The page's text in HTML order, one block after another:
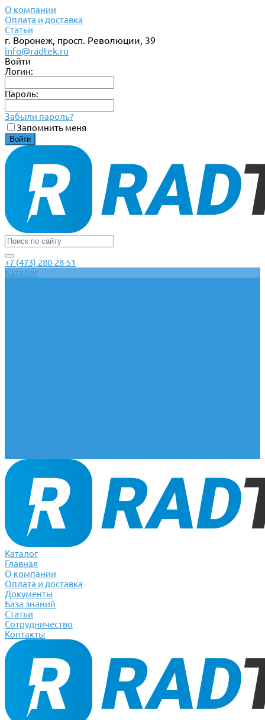
О компании
Оплата и доставка
Статьи
г. Воронеж, просп. Революции, 39
info@radtek.ru
Войти
Логин:
Пароль:
Забыли пароль?
Запомнить меня
+7 (473) 280-28-51
Каталог
Каталог
Главная
О компании
Оплата и доставка
Документы
База знаний
Статьи
Сотрудничество
Контакты